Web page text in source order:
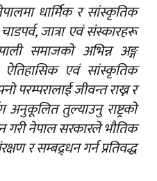
धार्मिक र सांस्कृतिक
जात्रा एवं संस्कारहरू
समाजको अभिन्न अङ्ग
एवं सांस्कृतिक
परम्परालाई जीवन्त राख्न र
तुल्याउनु राष्ट्रको
गरी नेपाल सरकारले भौतिक
र सम्बद्र्धन गर्न प्रतिवद्ध